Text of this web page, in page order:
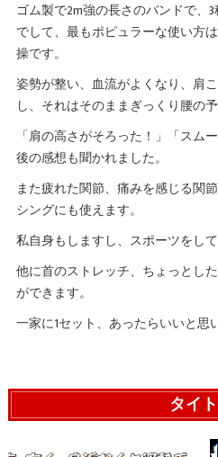
ゴム製で2m強の長さのバンドで、
でして、最もポピュラーな使い方
操です。
姿勢が整い、血流がよくなり、肩
し、それはそのままぎっくり腰の
「肩の高さがそろった！」「スム
後の感想も聞かれました。
また疲れた関節、痛みを感じる関
シングにも使えます。
私自身もしますし、スポーツをし
他に首のストレッチ、ちょっとし
ができます。
一家に1セット、あったらいいと思
タイ